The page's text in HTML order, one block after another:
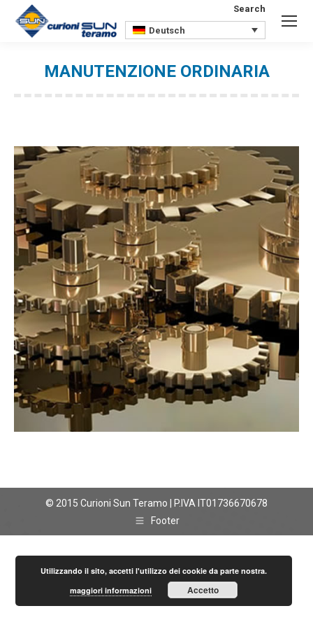
Search:
Search
Deutsch
MANUTENZIONE ORDINARIA
© 2015 Curioni Sun Teramo | P.IVA IT01736670678
Footer
Utilizzando il sito, accetti l'utilizzo dei cookie da parte nostra.
maggiori informazioni
Accetto